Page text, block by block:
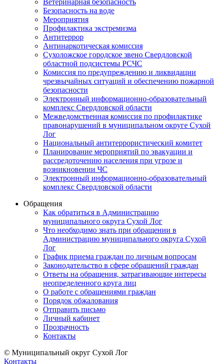
Безопасность на воде
Мероприятия
Профилактика экстремизма
Антитеррор
Антинаркотическая комиссия
Сухоложское городское звено Свердловской
областной подсистемы РСЧС
Комиссия по предупреждению и ликвидации
чрезвычайных ситуаций и обеспечению пожарной
безопасности
Электронный информационно-образовательный
комплекс Cвердловской области
Межведомственная комиссия по профилактике
правонарушений в муниципальном округе Сухой
Лог
Национальный антитеррористический комитет
Планирование мероприятий по эвакуации и
рассредоточению населения при угрозе и
возникновении ЧС
Электронный информационно-образовательный
комплекс Свердловской области
Обращения
Как обратиться в Администрацию
муниципального округа Сухой Лог
Что необходимо знать при обращении в
Администрацию муниципального округа Сухой
Лог
График приема граждан по личным вопросам
Законодательство в сфере обращений граждан
Ответы на обращения, затрагивающие интересы
неопределенного круга лиц
О работе с обращениями граждан
Порядок обжалования
Отправить письмо
Личный кабинет
Прозрачность
Контакты
© Муниципальный округ Сухой Лог
Контакты